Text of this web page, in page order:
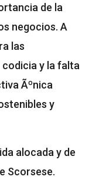
de la
negocios. A
las
y la falta
Ãºnica
y
alocada y de
Scorsese.